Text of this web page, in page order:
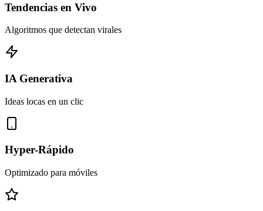
Tendencias en Vivo
Algoritmos que detectan virales
IA Generativa
Ideas locas en un clic
Hyper-Rápido
Optimizado para móviles